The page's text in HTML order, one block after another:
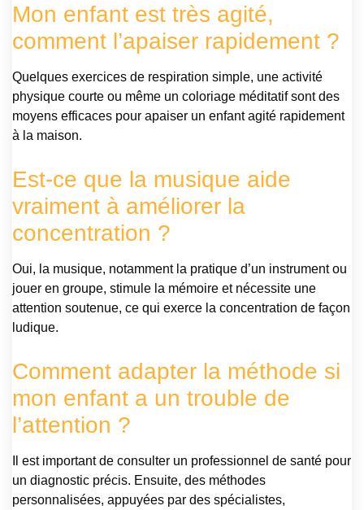
Mon enfant est très agité,
comment l’apaiser rapidement ?
Quelques exercices de respiration simple, une activité
physique courte ou même un coloriage méditatif sont des
moyens efficaces pour apaiser un enfant agité rapidement
à la maison.
Est-ce que la musique aide
vraiment à améliorer la
concentration ?
Oui, la musique, notamment la pratique d’un instrument ou
jouer en groupe, stimule la mémoire et nécessite une
attention soutenue, ce qui exerce la concentration de façon
ludique.
Comment adapter la méthode si
mon enfant a un trouble de
l’attention ?
Il est important de consulter un professionnel de santé pour
un diagnostic précis. Ensuite, des méthodes
personnalisées, appuyées par des spécialistes,